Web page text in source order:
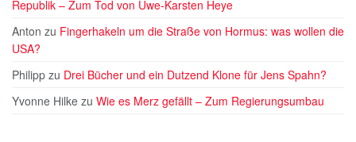
Republik – Zum Tod von Uwe-Karsten Heye
Anton zu Fingerhakeln um die Straße von Hormus: was wollen die
USA?
Philipp zu Drei Bücher und ein Dutzend Klone für Jens Spahn?
Yvonne Hilke zu Wie es Merz gefällt – Zum Regierungsumbau